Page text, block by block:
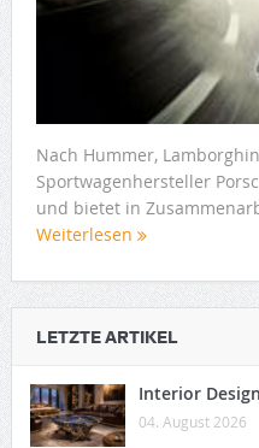
Nach Hummer,
Sportwagenhersteller
und bietet in
Weiterlesen
LETZTE ARTIKEL
Interior
04. August 2026